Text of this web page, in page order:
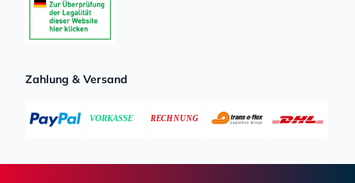
Zahlung & Versand